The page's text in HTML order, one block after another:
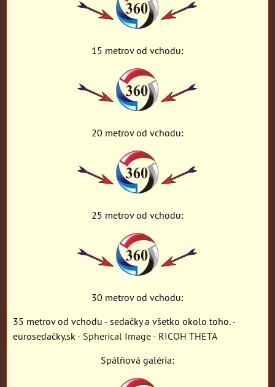
15 metrov od vchodu:
20 metrov od vchodu:
25 metrov od vchodu:
30 metrov od vchodu:
35 metrov od vchodu - sedačky a všetko okolo toho. -
eurosedačky.sk - Spherical Image - RICOH THETA
Spálňová galéria: